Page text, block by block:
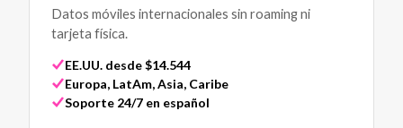
Datos móviles internacionales sin roaming ni
tarjeta física.
EE.UU. desde $14.544
Europa, LatAm, Asia, Caribe
Soporte 24/7 en español